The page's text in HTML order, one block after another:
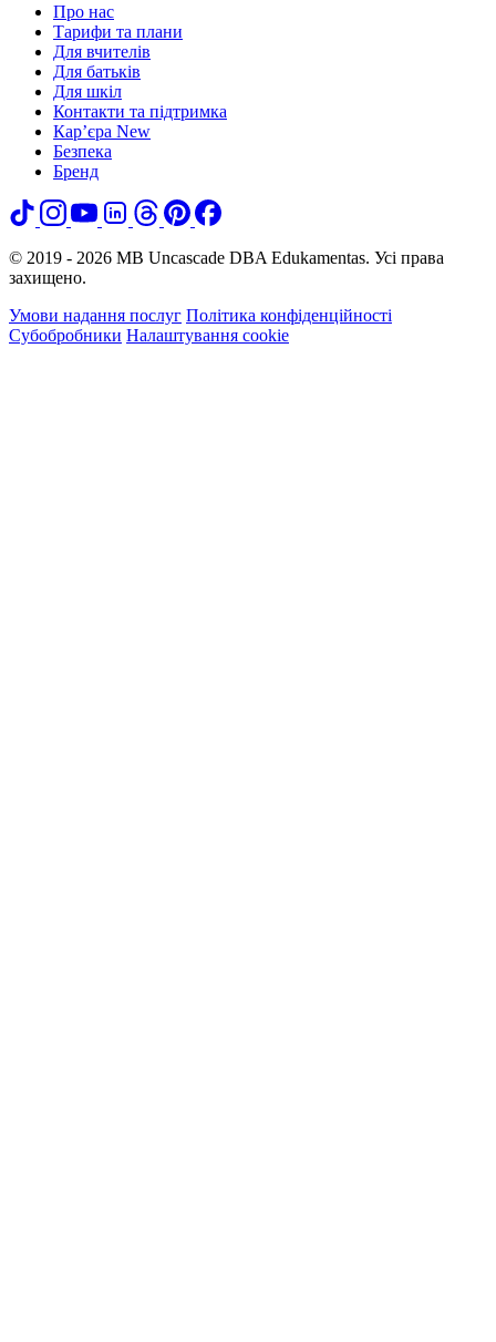
Про нас
Тарифи та плани
Для вчителів
Для батьків
Для шкіл
Контакти та підтримка
Кар’єра New
Безпека
Бренд
© 2019 - 2026 MB Uncascade DBA Edukamentas. Усі права
захищено.
Умови надання послуг Політика конфіденційності
Субобробники Налаштування cookie